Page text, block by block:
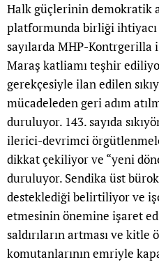
Halk güçlerinin demokratik
platformunda birliği ihtiyacı
sayılarda MHP-
Maraş katliamı teşhir
gerekçesiyle ilan edilen
mücadeleden geri adım
duruluyor. 143. sayıda
ilerici-devrimci
dikkat çekiliyor ve “yeni
duruluyor. Sendika üst
desteklediği belirtiliyor ve
etmesinin önemine işaret
saldırıların artması ve
komutanlarının emriyle